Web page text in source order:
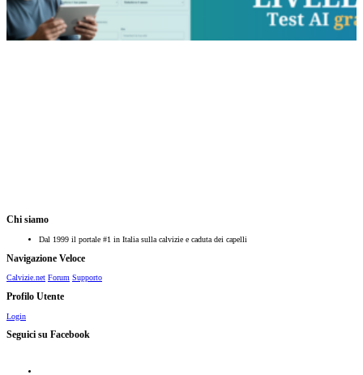
Chi siamo
Dal 1999 il portale #1 in Italia sulla calvizie e caduta dei capelli
Navigazione Veloce
Calvizie.net Forum Supporto
Profilo Utente
Login
Seguici su Facebook